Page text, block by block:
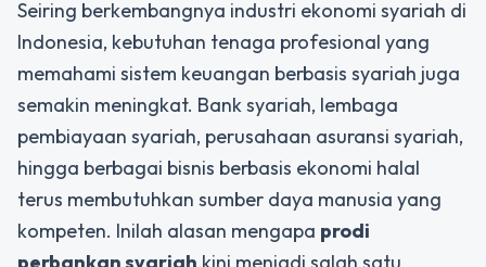
Seiring berkembangnya industri ekonomi syariah di
Indonesia, kebutuhan tenaga profesional yang
memahami sistem keuangan berbasis syariah juga
semakin meningkat. Bank syariah, lembaga
pembiayaan syariah, perusahaan asuransi syariah,
hingga berbagai bisnis berbasis ekonomi halal
terus membutuhkan sumber daya manusia yang
kompeten. Inilah alasan mengapa prodi